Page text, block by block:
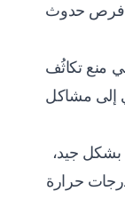
فرص حدوث
منع تكاثُف
إلى مشاكل
بشكل جيد،
حرارة